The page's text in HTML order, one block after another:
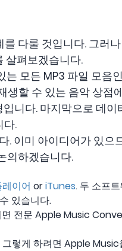
다룰 것입니다. 그러
살펴보겠습니다.
모든 MP3 파일 모음
생할 수 있는 음악 상점
니다. 마지막으로 데이
다.
. 이미 아이디어가 있으
의하겠습니다.
이어 oriTunes. 두 소프
있습니다.
면 전문 Apple Music
렇게 하려면 Apple